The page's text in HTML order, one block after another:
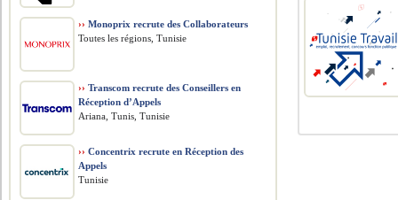
›› Monoprix recrute des Collaborateurs
Toutes les régions, Tunisie
›› Transcom recrute des Conseillers en
Réception d’Appels
Ariana, Tunis, Tunisie
›› Concentrix recrute en Réception des
Appels
Tunisie